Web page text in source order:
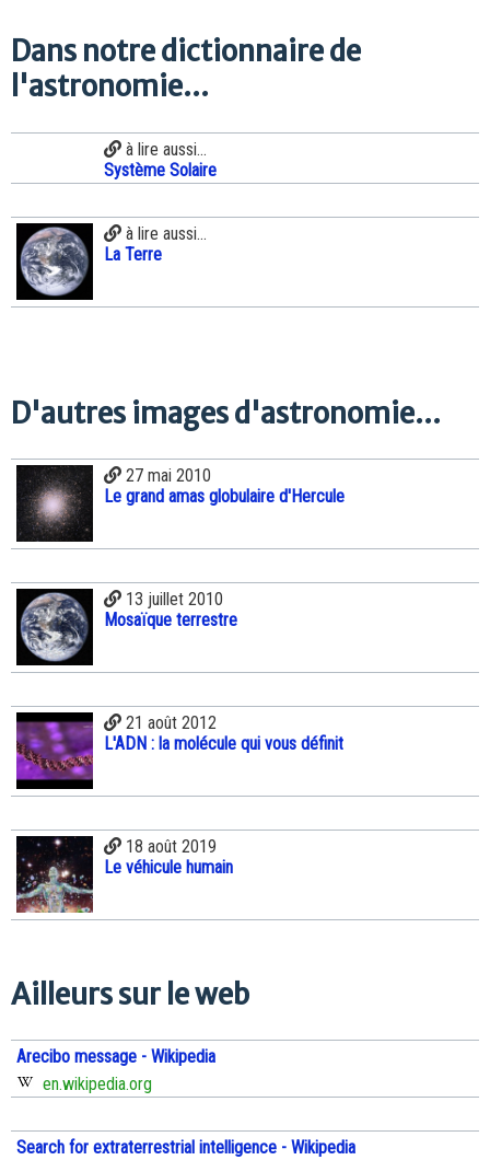
Dans notre dictionnaire de
l'astronomie...
à lire aussi...
Système Solaire
à lire aussi...
La Terre
D'autres images d'astronomie...
27 mai 2010
Le grand amas globulaire d'Hercule
13 juillet 2010
Mosaïque terrestre
21 août 2012
L'ADN : la molécule qui vous définit
18 août 2019
Le véhicule humain
Ailleurs sur le web
Arecibo message - Wikipedia
en.wikipedia.org
Search for extraterrestrial intelligence - Wikipedia